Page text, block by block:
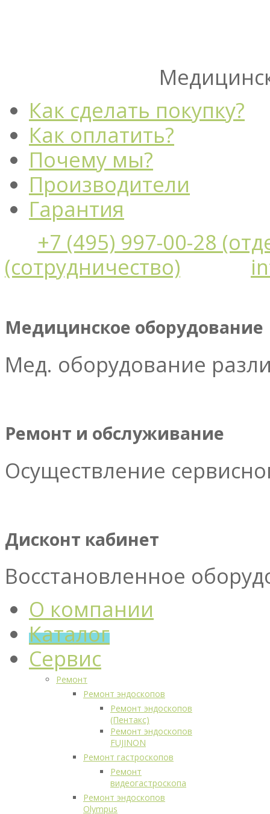
Как сделать покупку?
Как оплатить?
Почему мы?
Производители
Гарантия
+7 (495) 997-00-28
(сотрудничество)
Медицинское оборудование
Мед. оборудование
Ремонт и обслуживание
Осуществление
Дисконт кабинет
Восстановленное
О компании
Каталог
Сервис
Ремонт
Ремонт эндоскопов
Ремонт эндоскопов
(Пентакс)
Ремонт эндоскопов
FUJINON
Ремонт гастроскопов
Ремонт
видеогастроскопа
Ремонт эндоскопов
Olympus